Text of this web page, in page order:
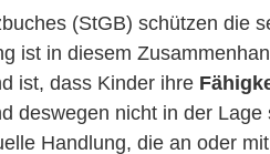
(StGB) schützen die
ist in diesem
ist, dass Kinder ihre
deswegen nicht in der Lage
Handlung, die an oder